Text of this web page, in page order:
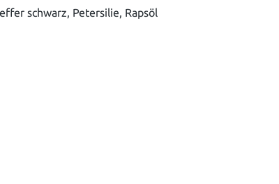
schwarz, Petersilie, Rapsöl